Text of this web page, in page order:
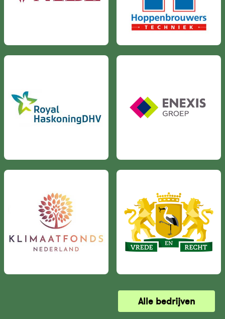
Alle bedrijven